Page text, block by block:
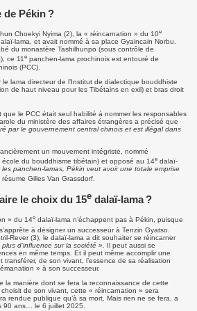
de Pékin ?
Choekyi Nyima (2), la « réincarnation » du 10e
lama, et avait nommé à sa place Gyaincain Norbu.
du monastère Tashilhunpo (sous contrôle de
ce 11e panchen-lama prochinois est entouré de
(PCC).
lama directeur de l’Institut de dialectique bouddhiste
de haut niveau pour les Tibétains en exil) et bras droit
le PCC était seul habilité à nommer les responsables
du ministère des affaires étrangères a précisé que
par le gouvernement central chinois et est illégal dans
un mouvement intégriste, nommé
du bouddhisme tibétain) et opposé au 14e dalaï-
panchen-lamas, Pékin veut avoir une totale emprise
résume Gilles Van Grassdorf.
le choix du 15e dalaï-lama ?
» du 14e dalaï-lama n’échappent pas à Pékin, puisque
à désigner un successeur à Tenzin Gyatso.
Rever (3), le dalaï-lama a dit souhaiter se réincarner
d’influence sur la société ».
Il peut aussi se
en même temps. Et il peut même accomplir une
de son vivant, l’essence de sa réalisation
» à son successeur.
la manière dont se fera la reconnaissance de cette
de son vivant, cette « réincarnation » sera
rendue publique qu’à sa mort. Mais rien ne se fera, a
90 ans… le 6 juillet 2025.